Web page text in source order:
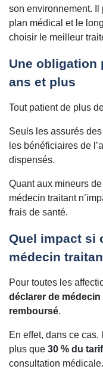
son environnement.
plan médical et le
choisir le meilleur
Une obligation
ans et plus
Tout patient de plus
Seuls les assurés
les bénéficiaires de
dispensés.
Quant aux mineurs
médecin traitant
frais de santé.
Quel impact si
médecin
Pour toutes les
déclarer de
remboursé.
En effet, dans ce
plus que 30 % du
consultation